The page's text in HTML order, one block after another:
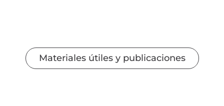
Materiales útiles y publicaciones